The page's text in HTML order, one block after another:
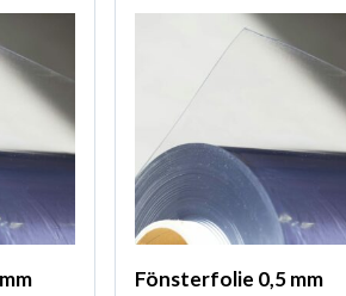
Fönsterfolie 0,5 mm